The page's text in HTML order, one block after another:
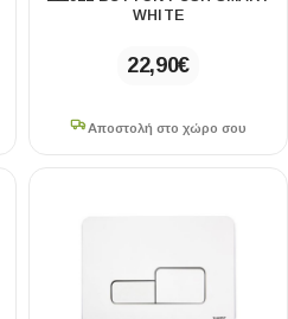
WHITE
22,90€
Αποστολή στο χώρο σου